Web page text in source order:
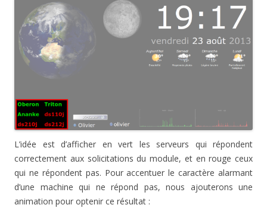
L’idée est d’afficher en vert les serveurs qui répondent
correctement aux solicitations du module, et en rouge ceux
qui ne répondent pas. Pour accentuer le caractère alarmant
d’une machine qui ne répond pas, nous ajouterons une
animation pour optenir ce résultat :